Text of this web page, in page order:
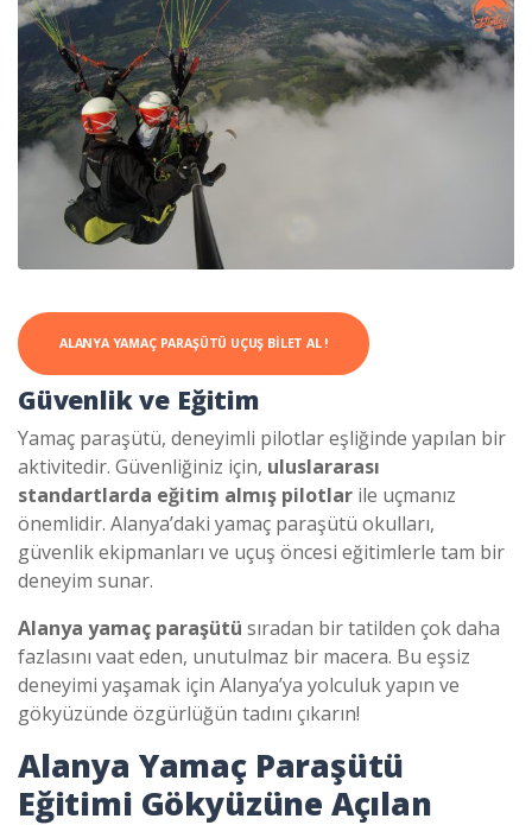
ALANYA YAMAÇ PARAŞÜTÜ UÇUŞ BILET AL !
Güvenlik ve Eğitim
Yamaç paraşütü, deneyimli pilotlar eşliğinde yapılan bir
aktivitedir. Güvenliğiniz için, uluslararası
standartlarda eğitim almış pilotlar ile uçmanız
önemlidir. Alanya’daki yamaç paraşütü okulları,
güvenlik ekipmanları ve uçuş öncesi eğitimlerle tam bir
deneyim sunar.
Alanya yamaç paraşütü sıradan bir tatilden çok daha
fazlasını vaat eden, unutulmaz bir macera. Bu eşsiz
deneyimi yaşamak için Alanya’ya yolculuk yapın ve
gökyüzünde özgürlüğün tadını çıkarın!
Alanya Yamaç Paraşütü
Eğitimi Gökyüzüne Açılan